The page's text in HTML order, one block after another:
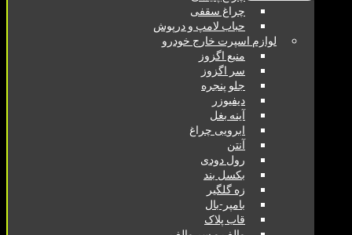
چراغ سقفی
حباب لامپ و درپوش
لوازم اسپرت خارج خودرو
منبع اگزوز
سر اگزوز
جلو پنجره
ابرویی چراغ
رول دودی
بکسل بند
زه گلگیر
بامپر-بال
قاب پلاک